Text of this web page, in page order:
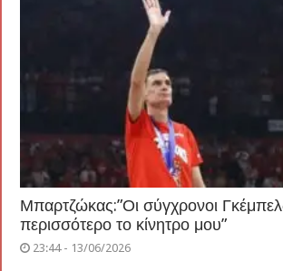
Μπαρτζώκας:”Οι σύγχρονοι
περισσότερο το κίνητρο μου”
23:44 - 13/06/2026